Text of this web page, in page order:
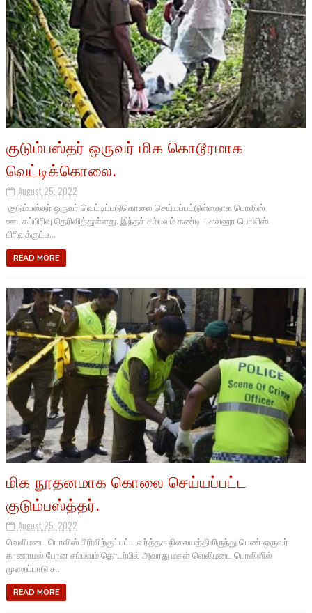
குடும்பஸ்தர் ஒருவர் மிக கொடூரமாக
வெட்டிக்கொலை.
August 25, 2022
குடும்பஸ்தர் ஒருவர் வெட்டிப்படுகொலை செய்யப்பட்டுள்ளதாக பொலிஸ்
ஊடகப்பிரிவு தெரிவித்துள்ளது. இந்தச் சம்பவம் கண்டி - கலஹா பொலிஸ்
பிரிவுக்குட்ப...
READ MORE
மிக நூதனமாக கொலை செய்யப்பட்ட
குடும்பஸ்த்தர்.
August 25, 2022
வெலிமடை பொலிஸ் பிரிவிற்குட்பட்ட வர்த்தக நிலையத்திலிருந்து பெண் ஒருவர்
காணாமல் போன சம்பவம் தொடர்பில் அவரது மகள் வெலிமடை பொலிஸில்
முறைப்பாடு ச...
READ MORE